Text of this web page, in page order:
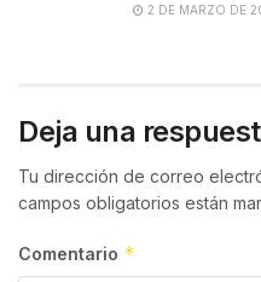
2 DE MARZO DE
Deja una
Tu dirección de correo
campos obligatorios están
Comentario *